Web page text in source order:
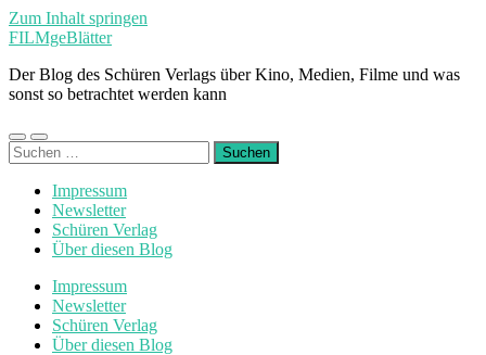
Zum Inhalt springen
FILMgeBlätter
Der Blog des Schüren Verlags über Kino, Medien, Filme und was
sonst so betrachtet werden kann
Mobile-
Menü
Suchfeld
ein-/ausblenden
Suchen
nach:
Impressum
Newsletter
Schüren Verlag
Über diesen Blog
Impressum
Newsletter
Schüren Verlag
Über diesen Blog